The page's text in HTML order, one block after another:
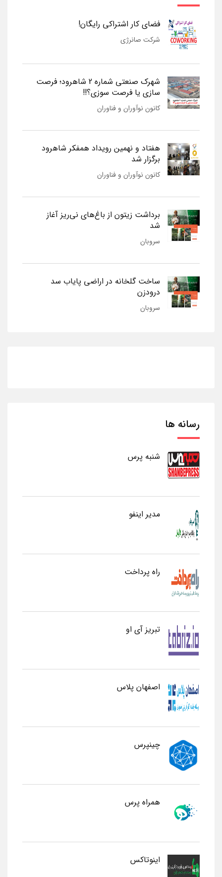
فضای کار اشتراکی رایگان!
شرکت صانرژی
شهرک صنعتی شماره 2 شاهرود؛ فرصت
سازی یا فرصت سوزی؟!!
کانون نوآوران و فناوران
هفتاد و نهمین رویداد همفکر شاهرود
برگزار شد
کانون نوآوران و فناوران
برداشت زیتون از باغ‌های نی‌ریز آغاز
شد
سروبان
ساخت گلخانه در اراضی پایاب سد
درودزن
سروبان
رسانه ها
شنبه پرس
مدیر اینفو
راه پرداخت
تبریز آی او
اصفهان پلاس
چینپرس
همراه پرس
اینوتاکس